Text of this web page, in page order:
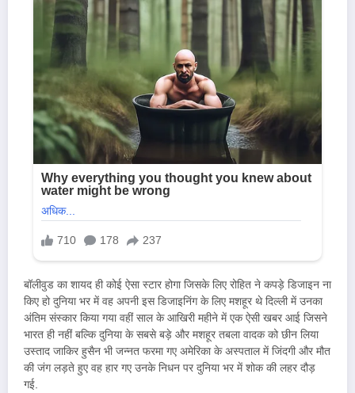
बॉलीवुड का शायद ही कोई ऐसा स्टार होगा जिसके लिए रोहित ने कपड़े डिजाइन ना
किए हो दुनिया भर में वह अपनी इस डिजाइनिंग के लिए मशहूर थे दिल्ली में उनका
अंतिम संस्कार किया गया वहीं साल के आखिरी महीने में एक ऐसी खबर आई जिसने
भारत ही नहीं बल्कि दुनिया के सबसे बड़े और मशहूर तबला वादक को छीन लिया
उस्ताद जाकिर हुसैन भी जन्नत फरमा गए अमेरिका के अस्पताल में जिंदगी और मौत
की जंग लड़ते हुए वह हार गए उनके निधन पर दुनिया भर में शोक की लहर दौड़
गई.